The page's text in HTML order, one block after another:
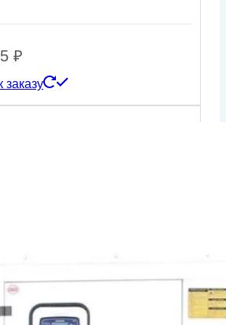
₽
заказу